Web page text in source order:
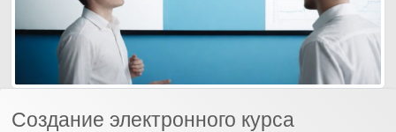
Создание электронного курса